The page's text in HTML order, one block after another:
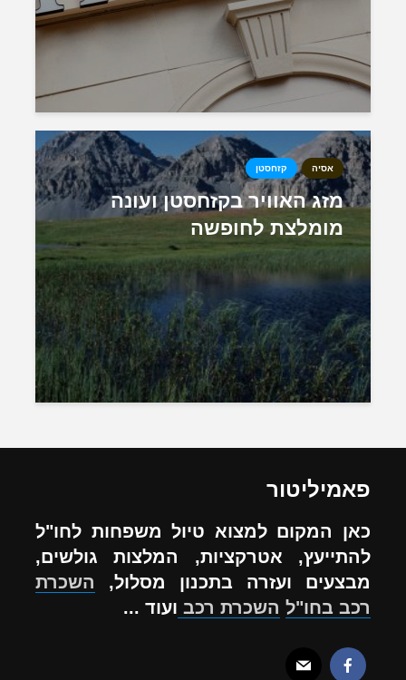
אסיה קזחסטן
מזג האוויר בקזחסטן ועונה
מומלצת לחופשה
פאמיליטור
כאן המקום למצוא טיול משפחות לחו"ל
להתייעץ, אטרקציות, המלצות גולשים,
מבצעים ועזרה בתכנון מסלול, השכרת
רכב בחו"ל השכרת רכב ועוד ...